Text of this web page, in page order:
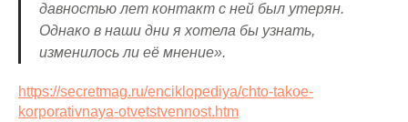
давностью лет контакт с ней был утерян.
Однако в наши дни я хотела бы узнать,
изменилось ли её мнение».
https://secretmag.ru/enciklopediya/chto-takoe-
korporativnaya-otvetstvennost.htm